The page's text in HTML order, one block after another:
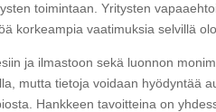
toimintaan. Yritysten
korkeampia vaatimuksia selvillä
ja ilmastoon sekä luonnon
mutta tietoja voidaan hyödyntää
Hankkeen tavoitteina on